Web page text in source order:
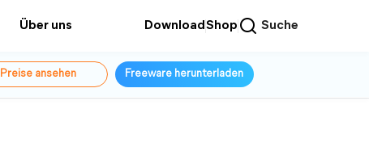
Über uns DownloadShop Suche
Preise ansehen Freeware herunterladen